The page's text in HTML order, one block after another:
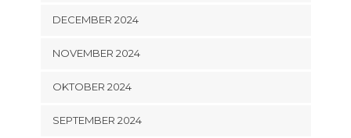
DECEMBER 2024
NOVEMBER 2024
OKTOBER 2024
SEPTEMBER 2024